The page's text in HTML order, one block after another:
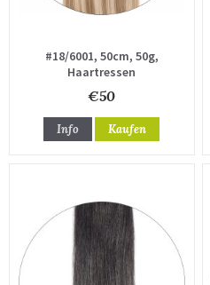
#18/6001, 50cm, 50g,
Haartressen
€50
Info Kaufen